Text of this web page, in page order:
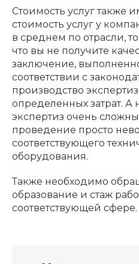
Стоимость услуг также
стоимость услуг у
в среднем по отрасли,
что вы не получите
заключение,
соответствии с
производство
определенных затрат. А
экспертиз очень
проведение просто
соответствующего
оборудования.
Также необходимо
образование и стаж
соответствующей сфере.